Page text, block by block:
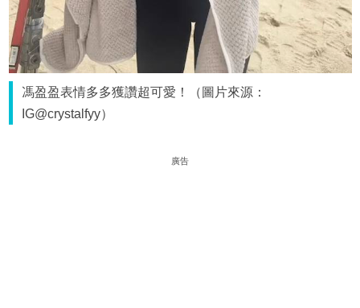
馮盈盈表情多多獲讚超可愛！（圖片來源：
IG@crystalfyy）
廣告